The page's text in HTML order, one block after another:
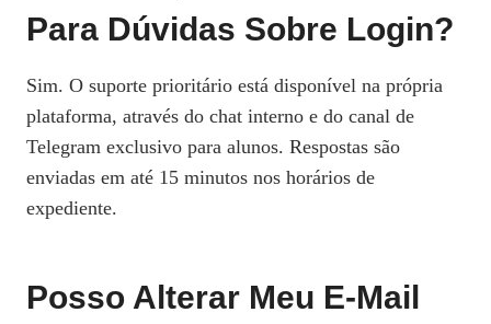
Para Dúvidas Sobre Login?
Sim. O suporte prioritário está disponível na própria
plataforma, através do chat interno e do canal de
Telegram exclusivo para alunos. Respostas são
enviadas em até 15 minutos nos horários de
expediente.
Posso Alterar Meu E‑mail